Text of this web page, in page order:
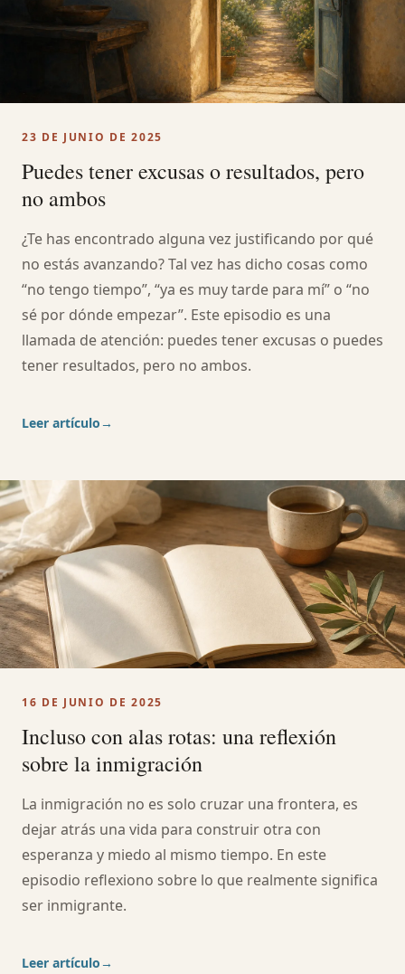
23 DE JUNIO DE 2025
Puedes tener excusas o resultados, pero
no ambos
¿Te has encontrado alguna vez justificando por qué
no estás avanzando? Tal vez has dicho cosas como
“no tengo tiempo”, “ya es muy tarde para mí” o “no
sé por dónde empezar”. Este episodio es una
llamada de atención: puedes tener excusas o puedes
tener resultados, pero no ambos.
Leer artículo→
16 DE JUNIO DE 2025
Incluso con alas rotas: una reflexión
sobre la inmigración
La inmigración no es solo cruzar una frontera, es
dejar atrás una vida para construir otra con
esperanza y miedo al mismo tiempo. En este
episodio reflexiono sobre lo que realmente significa
ser inmigrante.
Leer artículo→